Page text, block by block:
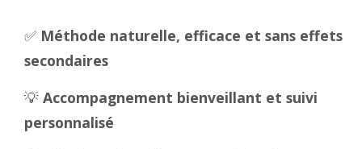
✅ Méthode naturelle, efficace et sans effets
secondaires
💡 Accompagnement bienveillant et suivi
personnalisé